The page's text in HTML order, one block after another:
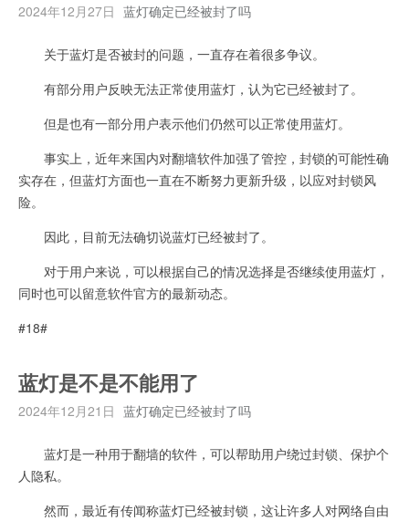
2024年12月27日 蓝灯确定已经被封了吗
关于蓝灯是否被封的问题，一直存在着很多争议。
有部分用户反映无法正常使用蓝灯，认为它已经被封了。
但是也有一部分用户表示他们仍然可以正常使用蓝灯。
事实上，近年来国内对翻墙软件加强了管控，封锁的可能性确
实存在，但蓝灯方面也一直在不断努力更新升级，以应对封锁风
险。
因此，目前无法确切说蓝灯已经被封了。
对于用户来说，可以根据自己的情况选择是否继续使用蓝灯，
同时也可以留意软件官方的最新动态。
#18#
蓝灯是不是不能用了
2024年12月21日 蓝灯确定已经被封了吗
蓝灯是一种用于翻墙的软件，可以帮助用户绕过封锁、保护个
人隐私。
然而，最近有传闻称蓝灯已经被封锁，这让许多人对网络自由